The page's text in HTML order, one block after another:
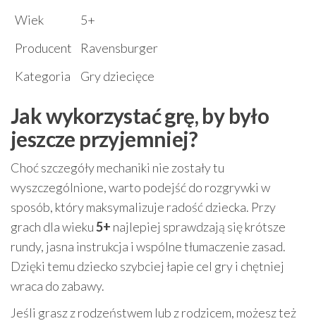
Wiek
5+
Producent
Ravensburger
Kategoria
Gry dziecięce
Jak wykorzystać grę, by było
jeszcze przyjemniej?
Choć szczegóły mechaniki nie zostały tu
wyszczególnione, warto podejść do rozgrywki w
sposób, który maksymalizuje radość dziecka. Przy
grach dla wieku5+ najlepiej sprawdzają się krótsze
rundy, jasna instrukcja i wspólne tłumaczenie zasad.
Dzięki temu dziecko szybciej łapie cel gry i chętniej
wraca do zabawy.
Jeśli grasz z rodzeństwem lub z rodzicem, możesz też